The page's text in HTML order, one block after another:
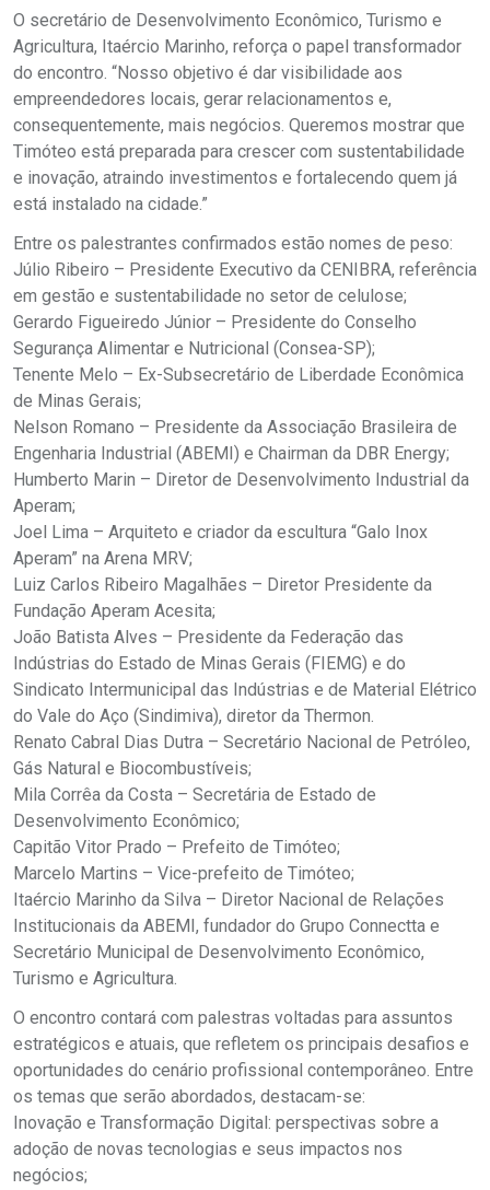
O secretário de Desenvolvimento Econômico, Turismo e
Agricultura, Itaércio Marinho, reforça o papel transformador
do encontro. “Nosso objetivo é dar visibilidade aos
empreendedores locais, gerar relacionamentos e,
consequentemente, mais negócios. Queremos mostrar que
Timóteo está preparada para crescer com sustentabilidade
e inovação, atraindo investimentos e fortalecendo quem já
está instalado na cidade.”
Entre os palestrantes confirmados estão nomes de peso:
Júlio Ribeiro – Presidente Executivo da CENIBRA, referência
em gestão e sustentabilidade no setor de celulose;
Gerardo Figueiredo Júnior – Presidente do Conselho
Segurança Alimentar e Nutricional (Consea-SP);
Tenente Melo – Ex-Subsecretário de Liberdade Econômica
de Minas Gerais;
Nelson Romano – Presidente da Associação Brasileira de
Engenharia Industrial (ABEMI) e Chairman da DBR Energy;
Humberto Marin – Diretor de Desenvolvimento Industrial da
Aperam;
Joel Lima – Arquiteto e criador da escultura “Galo Inox
Aperam” na Arena MRV;
Luiz Carlos Ribeiro Magalhães – Diretor Presidente da
Fundação Aperam Acesita;
João Batista Alves – Presidente da Federação das
Indústrias do Estado de Minas Gerais (FIEMG) e do
Sindicato Intermunicipal das Indústrias e de Material Elétrico
do Vale do Aço (Sindimiva), diretor da Thermon.
Renato Cabral Dias Dutra – Secretário Nacional de Petróleo,
Gás Natural e Biocombustíveis;
Mila Corrêa da Costa – Secretária de Estado de
Desenvolvimento Econômico;
Capitão Vitor Prado – Prefeito de Timóteo;
Marcelo Martins – Vice-prefeito de Timóteo;
Itaércio Marinho da Silva – Diretor Nacional de Relações
Institucionais da ABEMI, fundador do Grupo Connectta e
Secretário Municipal de Desenvolvimento Econômico,
Turismo e Agricultura.
O encontro contará com palestras voltadas para assuntos
estratégicos e atuais, que refletem os principais desafios e
oportunidades do cenário profissional contemporâneo. Entre
os temas que serão abordados, destacam-se:
Inovação e Transformação Digital: perspectivas sobre a
adoção de novas tecnologias e seus impactos nos
negócios;